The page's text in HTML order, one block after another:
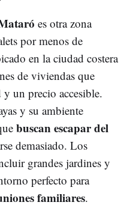
es otra zona
por menos de
en la ciudad costera
de viviendas que
un precio accesible.
y su ambiente
buscan escapar del
demasiado. Los
grandes jardines y
perfecto para
familiares.